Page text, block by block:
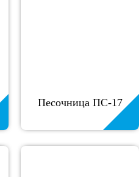
Песочница ПС-17